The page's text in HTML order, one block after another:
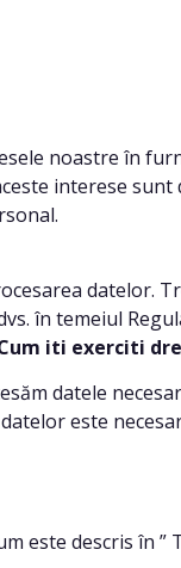
noastre în
interese sunt
datelor.
în temeiul
iti exerciti
datele
este
este descris în ”